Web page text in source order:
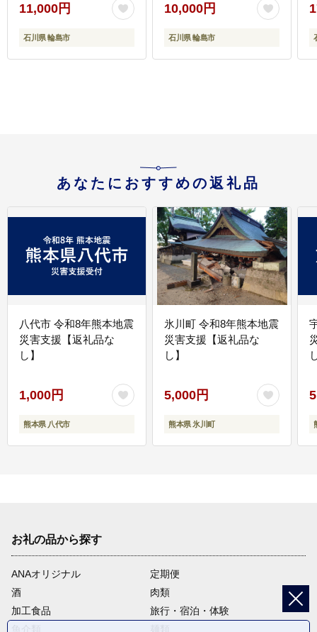
11,000円
石川県 輪島市
10,000円
石川県 輪島市
あなたにおすすめの返礼品
八代市 令和8年熊本地震
災害支援【返礼品な
し】
1,000円
熊本県 八代市
氷川町 令和8年熊本地震
災害支援【返礼品な
し】
5,000円
熊本県 氷川町
お礼の品から探す
ANAオリジナル
定期便
酒
肉類
加工食品
旅行・宿泊・体験